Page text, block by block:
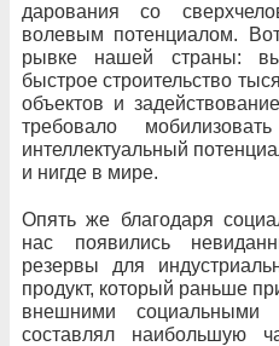
дарования со
волевым потенциалом.
рывке нашей страны:
быстрое строительство
объектов и
требовало
интеллектуальный
и нигде в мире.
Опять же благодаря
нас появились
резервы для
продукт, который раньше
внешними социальными
составлял наибольшую